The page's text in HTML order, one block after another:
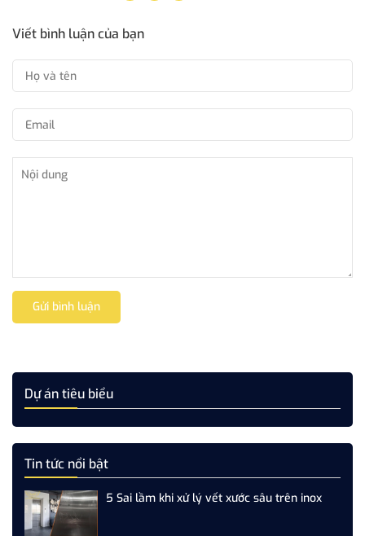
Viết bình luận của bạn
Gửi bình luận
Dự án tiêu biểu
Tin tức nổi bật
5 Sai lầm khi xử lý vết xước sâu trên inox